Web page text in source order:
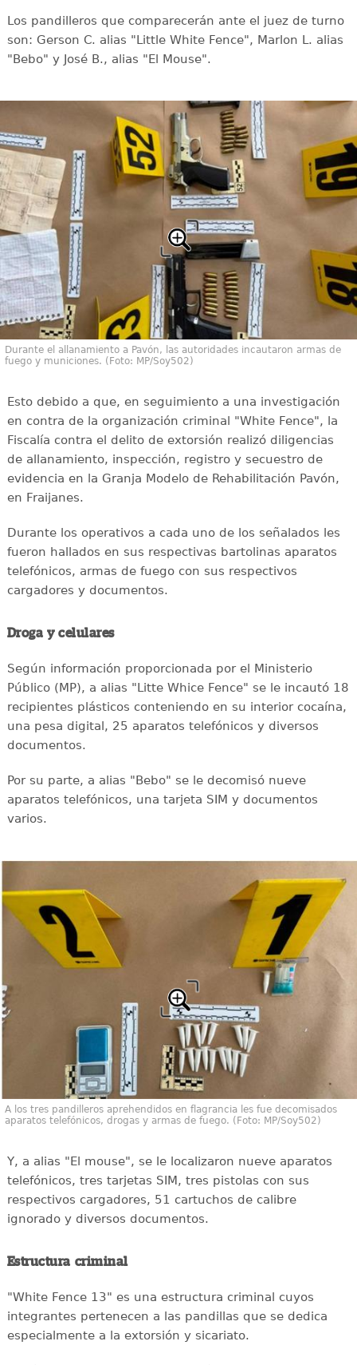
Los pandilleros que comparecerán ante el juez de turno
son: Gerson C. alias "Little White Fence", Marlon L. alias
"Bebo" y José B., alias "El Mouse".
Durante el allanamiento a Pavón, las autoridades incautaron armas de
fuego y municiones. (Foto: MP/Soy502)
Esto debido a que, en seguimiento a una investigación
en contra de la organización criminal "White Fence", la
Fiscalía contra el delito de extorsión realizó diligencias
de allanamiento, inspección, registro y secuestro de
evidencia en la Granja Modelo de Rehabilitación Pavón,
en Fraijanes.
Durante los operativos a cada uno de los señalados les
fueron hallados en sus respectivas bartolinas aparatos
telefónicos, armas de fuego con sus respectivos
cargadores y documentos.
Droga y celulares
Según información proporcionada por el Ministerio
Público (MP), a alias "Litte Whice Fence" se le incautó 18
recipientes plásticos conteniendo en su interior cocaína,
una pesa digital, 25 aparatos telefónicos y diversos
documentos.
Por su parte, a alias "Bebo" se le decomisó nueve
aparatos telefónicos, una tarjeta SIM y documentos
varios.
A los tres pandilleros aprehendidos en flagrancia les fue decomisados
aparatos telefónicos, drogas y armas de fuego. (Foto: MP/Soy502)
Y, a alias "El mouse", se le localizaron nueve aparatos
telefónicos, tres tarjetas SIM, tres pistolas con sus
respectivos cargadores, 51 cartuchos de calibre
ignorado y diversos documentos.
Estructura criminal
"White Fence 13" es una estructura criminal cuyos
integrantes pertenecen a las pandillas que se dedica
especialmente a la extorsión y sicariato.